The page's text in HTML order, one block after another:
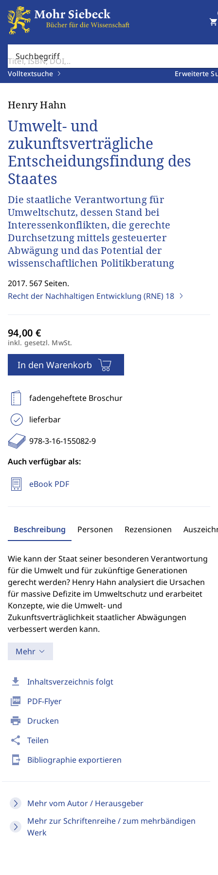
Suchbegriff
Volltextsuche Erweiterte
shopping_cart
download Inhaltsverzeichnis folgt
picture_as_pdf PDF-Flyer
print Drucken
share Teilen
send_to_mobile Bibliographie exportieren
Mehr vom Autor / Herausgeber
Mehr zur Schriftenreihe / zum mehrbändigen
Werk
Henry Hahn
Umwelt- und
zukunftsverträgliche
Entscheidungsfindung des
Staates
Die staatliche Verantwortung für
Umweltschutz, dessen Stand bei
Interessenkonflikten, die gerechte
Durchsetzung mittels gesteuerter
Abwägung und das Potential der
wissenschaftlichen Politikberatung
2017. 567 Seiten.
Recht der Nachhaltigen Entwicklung (RNE) 18
inkl. gesetzl. MwSt.
In den Warenkorb
fadengeheftete Broschur
lieferbar
978-3-16-155082-9
Auch verfügbar als:
eBook PDF
Beschreibung Personen Rezensionen
Wie kann der Staat seiner besonderen Verantwortung
für die Umwelt und für zukünftige Generationen
gerecht werden? Henry Hahn analysiert die Ursachen
für massive Defizite im Umweltschutz und erarbeitet
Konzepte, wie die Umwelt- und
Zukunftsverträglichkeit staatlicher Abwägungen
verbessert werden kann.
Mehr